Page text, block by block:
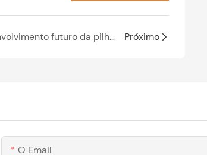
Tendência de desenvolvimento futuro da pilha de carregamento IEC Próximo
O Email